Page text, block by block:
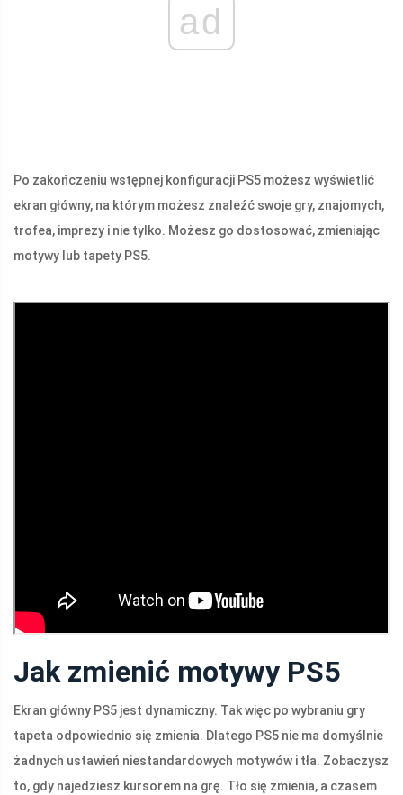
ad
Po zakończeniu wstępnej konfiguracji PS5 możesz wyświetlić
ekran główny, na którym możesz znaleźć swoje gry, znajomych,
trofea, imprezy i nie tylko. Możesz go dostosować, zmieniając
motywy lub tapety PS5.
Jak zmienić motywy PS5
Ekran główny PS5 jest dynamiczny. Tak więc po wybraniu gry
tapeta odpowiednio się zmienia. Dlatego PS5 nie ma domyślnie
żadnych ustawień niestandardowych motywów i tła. Zobaczysz
to, gdy najedziesz kursorem na grę. Tło się zmienia, a czasem